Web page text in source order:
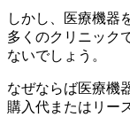
しかし、医療機器
多くのクリニック
ないでしょう。
なぜならば医療機
購入代またはリー